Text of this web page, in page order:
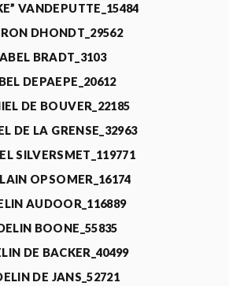
VANDEPUTTE_15484
DHONDT_29562
ABEL BRADT_3103
DEPAEPE_20612
DE BOUVER_22185
DE LA GRENSE_32963
SILVERSMET_119771
OPSOMER_16174
AUDOOR_116889
BOONE_55835
DE BACKER_40499
DE JANS_52721